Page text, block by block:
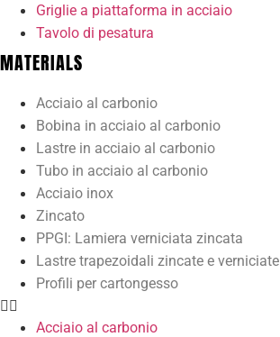
Griglie a piattaforma in acciaio
Tavolo di pesatura
MATERIALS
Acciaio al carbonio
Bobina in acciaio al carbonio
Lastre in acciaio al carbonio
Tubo in acciaio al carbonio
Acciaio inox
Zincato
PPGI: Lamiera verniciata zincata
Lastre trapezoidali zincate e verniciate
Profili per cartongesso
Acciaio al carbonio